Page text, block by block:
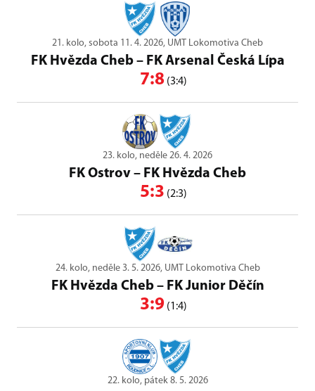
21. kolo, sobota 11. 4. 2026, UMT Lokomotiva Cheb
FK Hvězda Cheb– FK Arsenal Česká Lípa
7:8 (3:4)
23. kolo, neděle 26. 4. 2026
FK Ostrov – FK Hvězda Cheb
5:3 (2:3)
24. kolo, neděle 3. 5. 2026, UMT Lokomotiva Cheb
FK Hvězda Cheb– FK Junior Děčín
3:9 (1:4)
22. kolo, pátek 8. 5. 2026